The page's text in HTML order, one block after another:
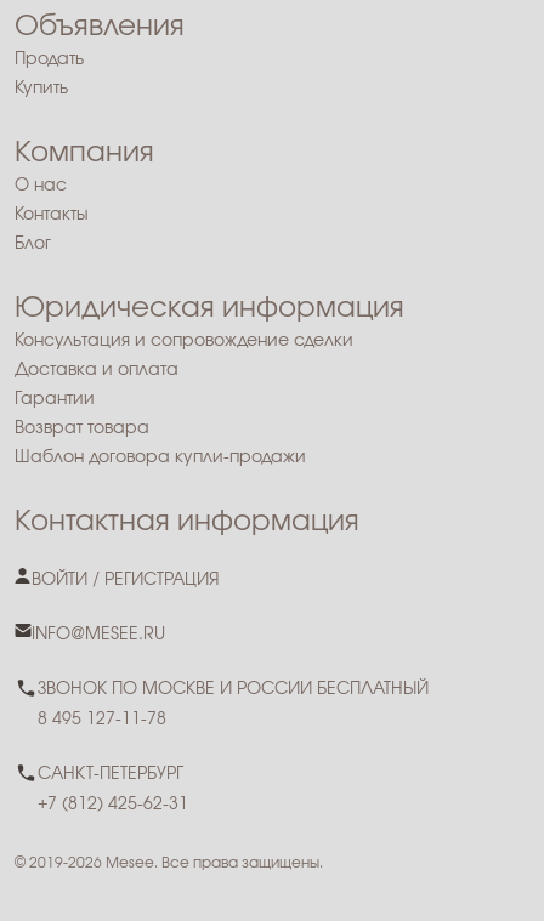
Объявления
Продать
Купить
Компания
О нас
Контакты
Блог
Юридическая информация
Консультация и сопровождение сделки
Доставка и оплата
Гарантии
Возврат товара
Шаблон договора купли-продажи
Контактная информация
ВОЙТИ / РЕГИСТРАЦИЯ
INFO@MESEE.RU
ЗВОНОК ПО МОСКВЕ И РОССИИ БЕСПЛАТНЫЙ
8 495 127-11-78
САНКТ-ПЕТЕРБУРГ
+7 (812) 425-62-31
© 2019-2026 Mesee. Все права защищены.